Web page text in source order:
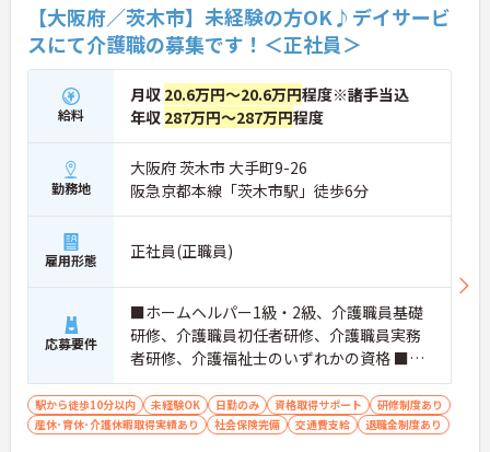
【大阪府／茨木市】未経験の方OK♪デイサービ
スにて介護職の募集です！＜正社員＞
給料
月収 20.6万円～20.6万円程度※諸手当込
年収 287万円～287万円程度
勤務地
大阪府 茨木市 大手町9-26
阪急京都本線「茨木市駅」徒歩6分
雇用形態 正社員(正職員)
応募要件
■ホームヘルパー1級・2級、介護職員基礎
研修、介護職員初任者研修、介護職員実務
者研修、介護福祉士のいずれかの資格 ■普
通自動車運転免許（AT限定可）必須 ■未経
験の方OK
駅から徒歩10分以内 未経験OK 日勤のみ 資格取得サポート
研修制度あり
産休･育休･介護休暇取得実績あり
社会保険完備 交通費支給 退職金制度あり